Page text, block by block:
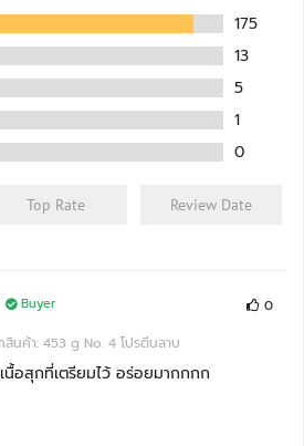
ย์
ตีนอื่นๆตามสะดวก 150-200 กรัม +
ลงไปคลุกพร้อมเติมน้ำระหว่างคลุก
ะ
175
13
5
1
0
Top Rate Review Date
Buyer
สินค้า: 453 g No. 4 โปรตีนลาบ
0
นื้อสุกที่เตรียมไว้ อร่อยมากกกก